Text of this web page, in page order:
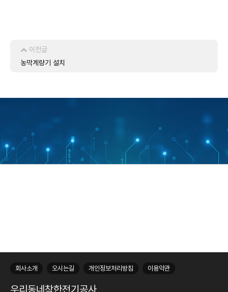
이전글
농막계량기 설치
회사소개 오시는길 개인정보처리방침 이용약관
우리동네착한전기공사